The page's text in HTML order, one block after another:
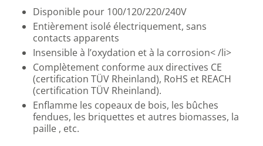
Disponible pour 100/120/220/240V
Entièrement isolé électriquement, sans
contacts apparents
Insensible à l’oxydation et à la corrosion< /li>
Complètement conforme aux directives CE
(certification TÜV Rheinland), RoHS et REACH
(certification TÜV Rheinland).
Enflamme les copeaux de bois, les bûches
fendues, les briquettes et autres biomasses, la
paille , etc.